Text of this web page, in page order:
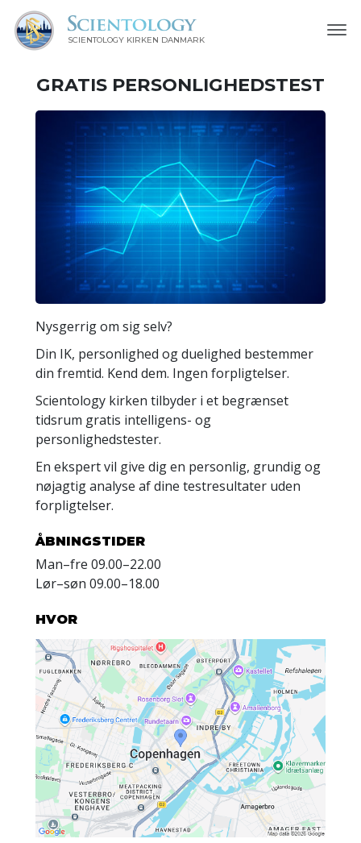
SCIENTOLOGY KIRKEN DANMARK
GRATIS PERSONLIGHEDSTEST
Nysgerrig om sig selv?
Din IK, personlighed og duelighed bestemmer
din fremtid. Kend dem. Ingen forpligtelser.
Scientology kirken tilbyder i et begrænset
tidsrum gratis intelligens- og
personlighedstester.
En ekspert vil give dig en personlig, grundig og
nøjagtig analyse af dine testresultater uden
forpligtelser.
ÅBNINGSTIDER
Man–fre 09.00–22.00
Lør–søn 09.00–18.00
HVOR